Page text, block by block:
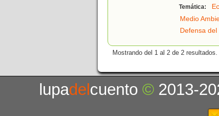
Temática:
Medio
Defensa
Mostrando del 1 al 2 de 2 resultados.
lupadelcuento© 2013-